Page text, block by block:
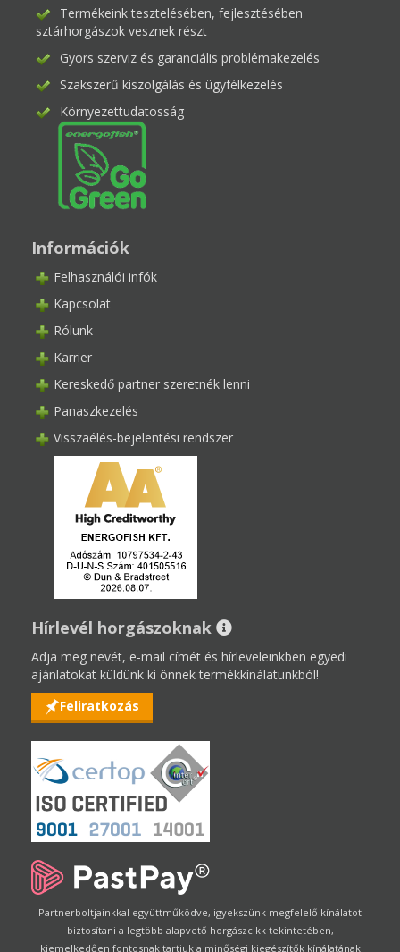
Termékeink tesztelésében, fejlesztésében
sztárhorgászok vesznek részt
Gyors szerviz és garanciális problémakezelés
Szakszerű kiszolgálás és ügyfélkezelés
Környezettudatosság
Információk
Felhasználói infók
Kapcsolat
Rólunk
Karrier
Kereskedő partner szeretnék lenni
Panaszkezelés
Visszaélés-bejelentési rendszer
Hírlevél horgászoknak
Adja meg nevét, e-mail címét és hírleveleinkben egyedi
ajánlatokat küldünk ki önnek termékkínálatunkból!
Feliratkozás
Partnerboltjainkkal együttműködve, igyekszünk megfelelő kínálatot
biztosítani a legtöbb alapvető horgászcikk tekintetében,
kiemelkedően fontosnak tartjuk a minőségi kiegészítők kínálatának